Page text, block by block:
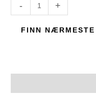
- +
FINN